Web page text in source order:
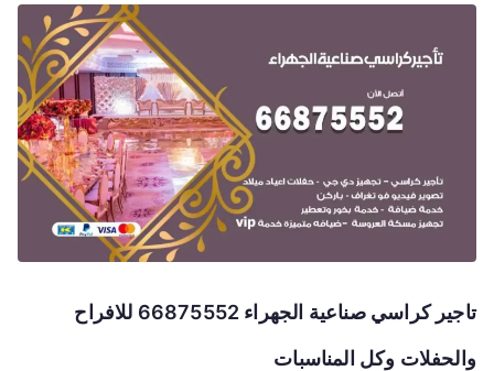
تاجير كراسي صناعية الجهراء 66875552 للافراح
والحفلات وكل المناسبات